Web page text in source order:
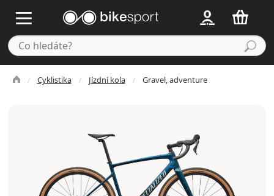
Cyklistika Jízdní kola Gravel, adventure